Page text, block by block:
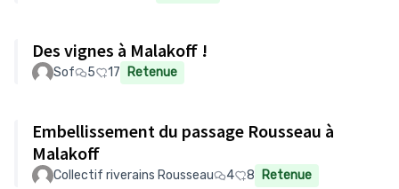
Des vignes à Malakoff !
Sof 5 17 Retenue
Embellissement du passage Rousseau à
Malakoff
Collectif riverains Rousseau 4 8 Retenue